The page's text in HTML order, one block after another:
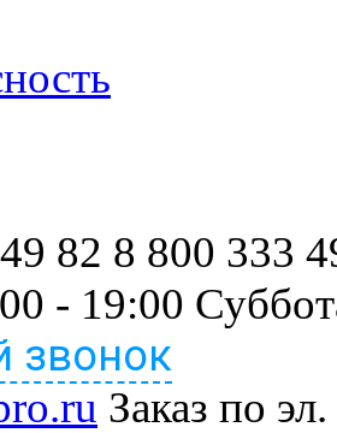
82 8 800 333
- 19:00
звонок
Заказ по